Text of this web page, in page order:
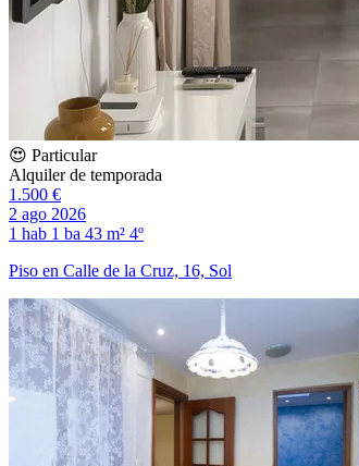
😍 Particular
Alquiler de temporada
1.500 €
2 ago 2026
1 hab 1 ba 43 m² 4º
Piso en Calle de la Cruz, 16, Sol